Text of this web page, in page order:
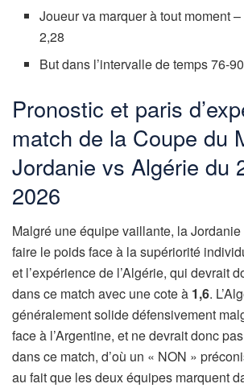
Joueur va marquer à tout moment
2,28
But dans l’intervalle de temps 76-
Pronostic et paris
match de la Coupe du
Jordanie vs Algérie du
2026
Malgré une équipe vaillante, la
faire le poids face à la supériorité
et l’expérience de l’Algérie, qui devrait
dans ce match avec une cote à 1,6.
généralement solide défensivement
face à l’Argentine, et ne devrait donc
dans ce match, d’où un « NON »
au fait que les deux équipes marquent